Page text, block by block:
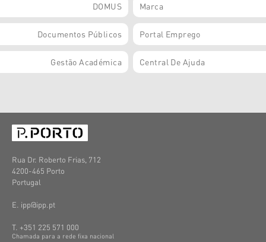
DOMUS Marca
Documentos Públicos Portal Emprego
Gestão Académica Central De Ajuda
Rua Dr. Roberto Frias, 712
4200-465 Porto
Portugal
E. ipp@ipp.pt
T. +351 225 571 000
Chamada para a rede fixa nacional